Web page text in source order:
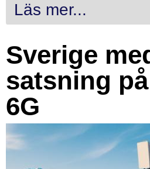
Läs mer...
Sverige
satsning
6G